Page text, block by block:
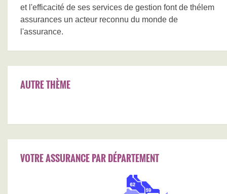
et l'efficacité de ses services de gestion font de thélem
assurances un acteur reconnu du monde de
l'assurance.
AUTRE THÈME
VOTRE ASSURANCE PAR DÉPARTEMENT